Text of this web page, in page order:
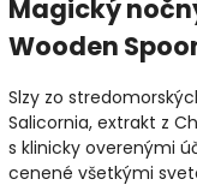
Magický
Wooden
Slzy zo
Salicornia, extrakt z
s klinicky overenými
cenené všetkými